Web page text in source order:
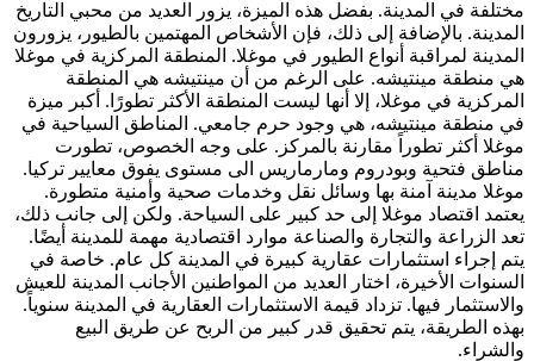
مختلفة في المدينة. بفضل هذه الميزة، يزور العديد من محبي التاريخ
المدينة. بالإضافة إلى ذلك، فإن الأشخاص المهتمين بالطيور، يزورون
المدينة لمراقبة أنواع الطيور في موغلا. المنطقة المركزية في موغلا
هي منطقة مينتيشه. على الرغم من أن مينتيشه هي المنطقة
المركزية في موغلا، إلا أنها ليست المنطقة الأكثر تطورًا. أكبر ميزة
في منطقة مينتيشه، هي وجود حرم جامعي. المناطق السياحية في
موغلا أكثر تطوراً مقارنة بالمركز. على وجه الخصوص، تطورت
مناطق فتحية وبودروم ومارماريس الى مستوى يفوق معايير تركيا.
موغلا مدينة آمنة بها وسائل نقل وخدمات صحية وأمنية متطورة.
يعتمد اقتصاد موغلا إلى حد كبير على السياحة. ولكن إلى جانب ذلك،
تعد الزراعة والتجارة والصناعة موارد اقتصادية مهمة للمدينة أيضًا.
يتم إجراء استثمارات عقارية كبيرة في المدينة كل عام. خاصة في
السنوات الأخيرة، اختار العديد من المواطنين الأجانب المدينة للعيش
والاستثمار فيها. تزداد قيمة الاستثمارات العقارية في المدينة سنوياً.
بهذه الطريقة، يتم تحقيق قدر كبير من الربح عن طريق البيع
والشراء.